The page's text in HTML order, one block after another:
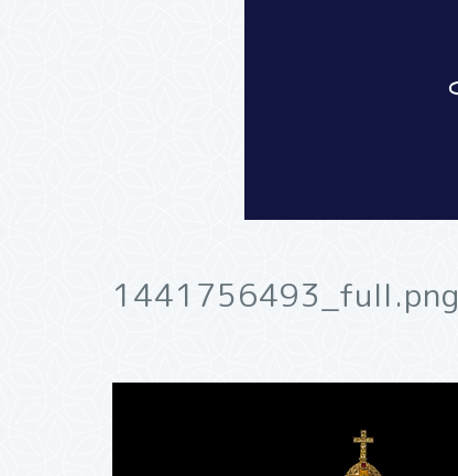
1441756493_full.png